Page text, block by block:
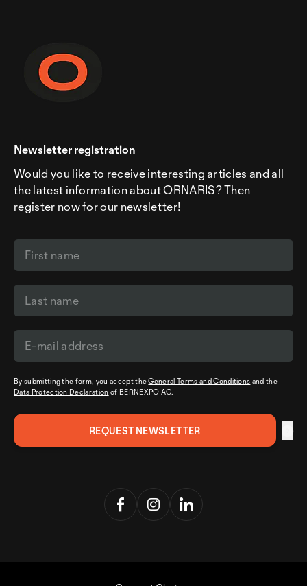
Newsletter registration
Would you like to receive interesting articles and all
the latest information about ORNARIS? Then
register now for our newsletter!
By submitting the form, you accept theGeneral Terms and Conditions and the
Data Protection Declaration of BERNEXPO AG.